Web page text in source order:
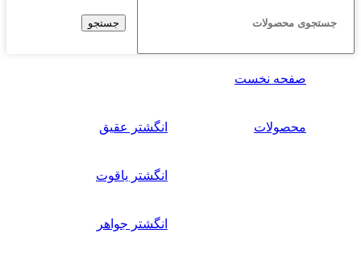
جستجو
صفحه نخست
محصولات انگشتر عقیق
انگشتر یاقوت
انگشتر جواهر